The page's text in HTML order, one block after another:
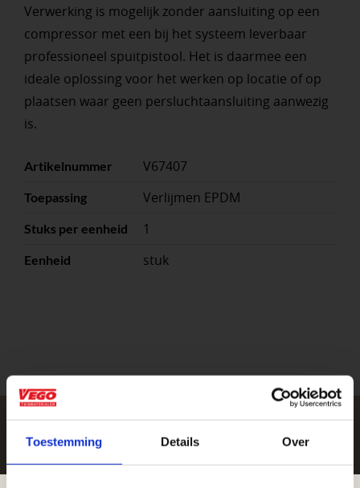
Toestemming Details Over
Verwerking is mogelijk zonder aansluiting op een
compressor met een bij het systeem leverbaar
professioneel spuitpistool. Het is daarmee een
ideale oplossing voor het werken op locatie of op
plaatsen waar geen persluchtaansluiting aanwezig
is.
Artikelnummer V67407
Toepassing Verlijmen EPDM
Stuks per eenheid 1
Eenheid stuk
Zakelijke klant worden